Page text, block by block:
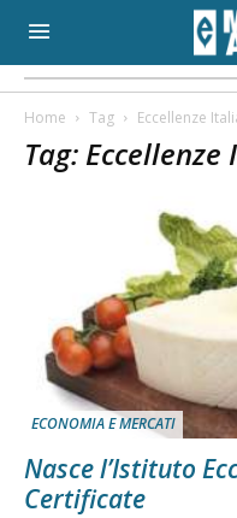
Home Tag Eccellenze
Tag:
ECONOMIA E MERCATI
Nasce l’Istituto
Certificate